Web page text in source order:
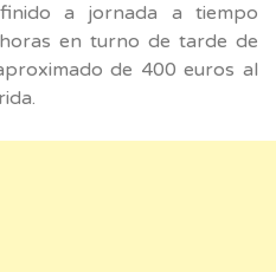
a jornada a tiempo
en turno de tarde de
de 400 euros al